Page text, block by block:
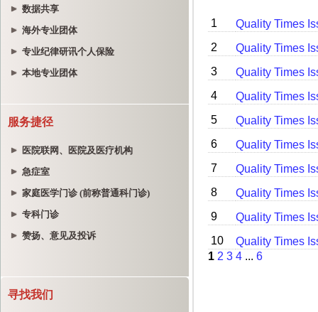
数据共享
海外专业团体
专业纪律研讯个人保险
本地专业团体
服务捷径
医院联网、医院及医疗机构
急症室
家庭医学门诊 (前称普通科门诊)
专科门诊
赞扬、意见及投诉
寻找我们